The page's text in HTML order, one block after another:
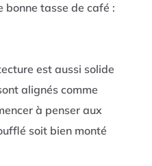
bonne tasse de café :
est aussi solide
alignés comme
à penser aux
soit bien monté